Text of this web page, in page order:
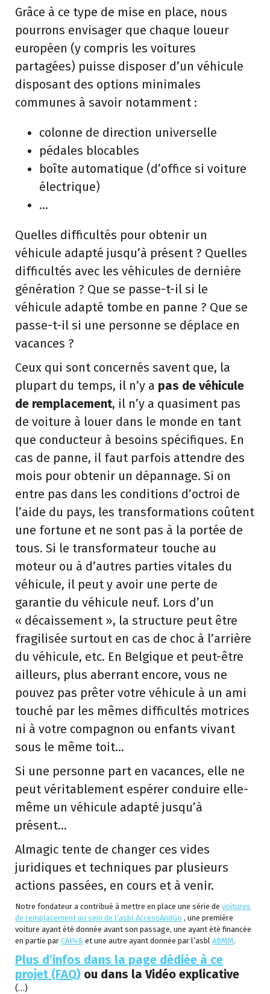
Grâce à ce type de mise en place, nous
pourrons envisager que chaque loueur
européen (y compris les voitures
partagées) puisse disposer d’un véhicule
disposant des options minimales
communes à savoir notamment :
colonne de direction universelle
pédales blocables
boîte automatique (d’office si voiture
électrique)
…
Quelles difficultés pour obtenir un
véhicule adapté jusqu’à présent ? Quelles
difficultés avec les véhicules de dernière
génération ? Que se passe-t-il si le
véhicule adapté tombe en panne ? Que se
passe-t-il si une personne se déplace en
vacances ?
Ceux qui sont concernés savent que, la
plupart du temps, il n’y a pas de véhicule
de remplacement, il n’y a quasiment pas
de voiture à louer dans le monde en tant
que conducteur à besoins spécifiques. En
cas de panne, il faut parfois attendre des
mois pour obtenir un dépannage. Si on
entre pas dans les conditions d’octroi de
l’aide du pays, les transformations coûtent
une fortune et ne sont pas à la portée de
tous. Si le transformateur touche au
moteur ou à d’autres parties vitales du
véhicule, il peut y avoir une perte de
garantie du véhicule neuf. Lors d’un
« décaissement », la structure peut être
fragilisée surtout en cas de choc à l’arrière
du véhicule, etc. En Belgique et peut-être
ailleurs, plus aberrant encore, vous ne
pouvez pas prêter votre véhicule à un ami
touché par les mêmes difficultés motrices
ni à votre compagnon ou enfants vivant
sous le même toit…
Si une personne part en vacances, elle ne
peut véritablement espérer conduire elle-
même un véhicule adapté jusqu’à
présent…
Almagic tente de changer ces vides
juridiques et techniques par plusieurs
actions passées, en cours et à venir.
Notre fondateur a contribué à mettre en place une série de voitures
de remplacement au sein de l’asbl AccessAndGo , une première
voiture ayant été donnée avant son passage, une ayant été financée
en partie par CAP48 et une autre ayant donnée par l’asbl ABMM.
Plus d’infos dans la page dédiée à ce
projet (FAQ) ou dans laVidéo explicative
(…)